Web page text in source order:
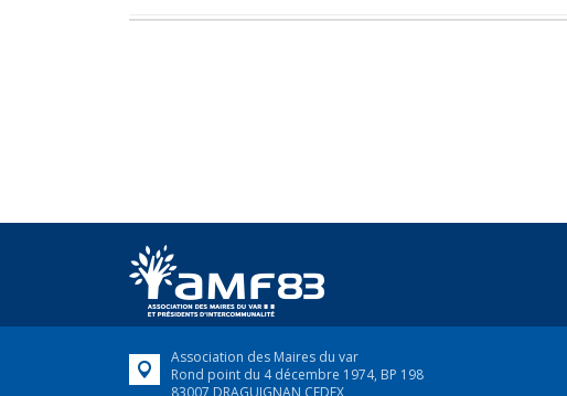
Association des Maires du var
Rond point du 4 décembre 1974, BP 198
83007 DRAGUIGNAN CEDEX